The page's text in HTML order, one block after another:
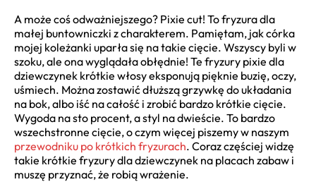
A może coś odważniejszego? Pixie cut! To fryzura dla
małej buntowniczki z charakterem. Pamiętam, jak córka
mojej koleżanki uparła się na takie cięcie. Wszyscy byli w
szoku, ale ona wyglądała obłędnie! Te fryzury pixie dla
dziewczynek krótkie włosy eksponują pięknie buzię, oczy,
uśmiech. Można zostawić dłuższą grzywkę do układania
na bok, albo iść na całość i zrobić bardzo krótkie cięcie.
Wygoda na sto procent, a styl na dwieście. To bardzo
wszechstronne cięcie, o czym więcej piszemy w naszym
przewodniku po krótkich fryzurach. Coraz częściej widzę
takie krótkie fryzury dla dziewczynek na placach zabaw i
muszę przyznać, że robią wrażenie.